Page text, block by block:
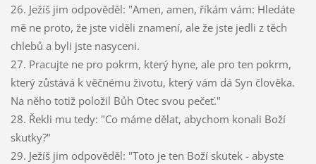
26. Ježíš jim odpověděl: "Amen, amen, říkám vám: Hledáte
mě ne proto, že jste viděli znamení, ale že jste jedli z těch
chlebů a byli jste nasyceni.
27. Pracujte ne pro pokrm, který hyne, ale pro ten pokrm,
který zůstává k věčnému životu, který vám dá Syn člověka.
Na něho totiž položil Bůh Otec svou pečeť."
28. Řekli mu tedy: "Co máme dělat, abychom konali Boží
skutky?"
29. Ježíš jim odpověděl: "Toto je ten Boží skutek - abyste